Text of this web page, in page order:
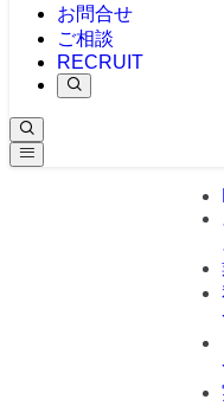
お問合せ
ご相談
RECRUIT